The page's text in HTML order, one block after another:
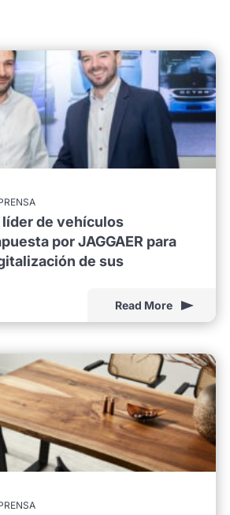
de vehículos
por JAGGAER para
de sus
Read More